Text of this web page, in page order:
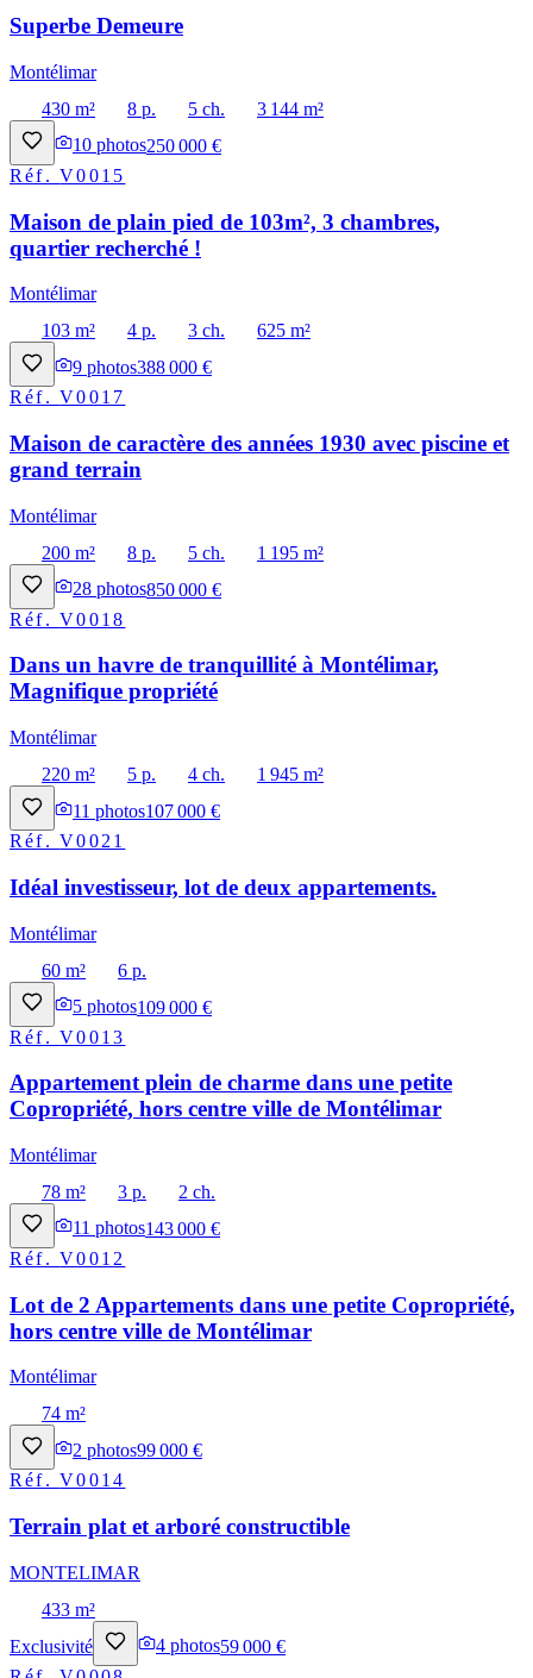
Superbe Demeure
Montélimar
430 m²
8 p. 5 ch.
3 144 m²
10 photos250 000 €
Réf.V0015
Maison de plain pied de 103m², 3 chambres,
quartier recherché !
Montélimar
103 m²
4 p. 3 ch.
625 m²
9 photos388 000 €
Réf.V0017
Maison de caractère des années 1930 avec piscine et
grand terrain
Montélimar
200 m²
8 p. 5 ch.
1 195 m²
28 photos850 000 €
Réf.V0018
Dans un havre de tranquillité à Montélimar,
Magnifique propriété
Montélimar
220 m²
5 p. 4 ch.
1 945 m²
11 photos107 000 €
Réf.V0021
Idéal investisseur, lot de deux appartements.
Montélimar
60 m²
6 p.
5 photos109 000 €
Réf.V0013
Appartement plein de charme dans une petite
Copropriété, hors centre ville de Montélimar
Montélimar
78 m²
3 p.
2 ch.
11 photos143 000 €
Réf.V0012
Lot de 2 Appartements dans une petite Copropriété,
hors centre ville de Montélimar
Montélimar
74 m²
2 photos99 000 €
Réf.V0014
Terrain plat et arboré constructible
MONTELIMAR
433 m²
Exclusivité
4 photos59 000 €